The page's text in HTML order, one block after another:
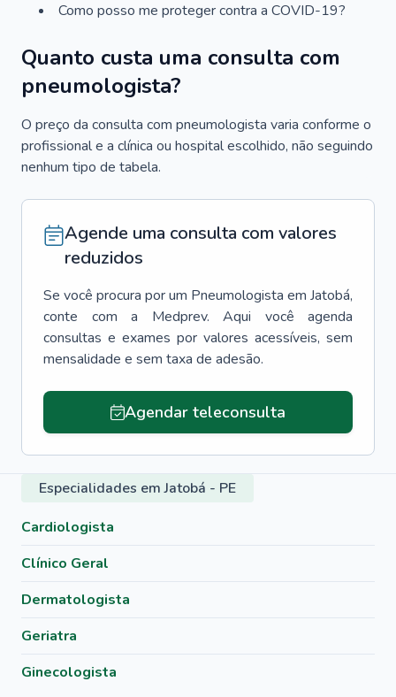
Como posso me proteger contra a COVID-19?
Quanto custa uma consulta com
pneumologista?
O preço da consulta com pneumologista varia conforme o
profissional e a clínica ou hospital escolhido, não seguindo
nenhum tipo de tabela.
Agende uma consulta com valores
reduzidos
Se você procura por um Pneumologista em Jatobá,
conte com a Medprev. Aqui você agenda
consultas e exames por valores acessíveis, sem
mensalidade e sem taxa de adesão.
Agendar teleconsulta
Especialidades em Jatobá - PE
Cardiologista
Clínico Geral
Dermatologista
Geriatra
Ginecologista